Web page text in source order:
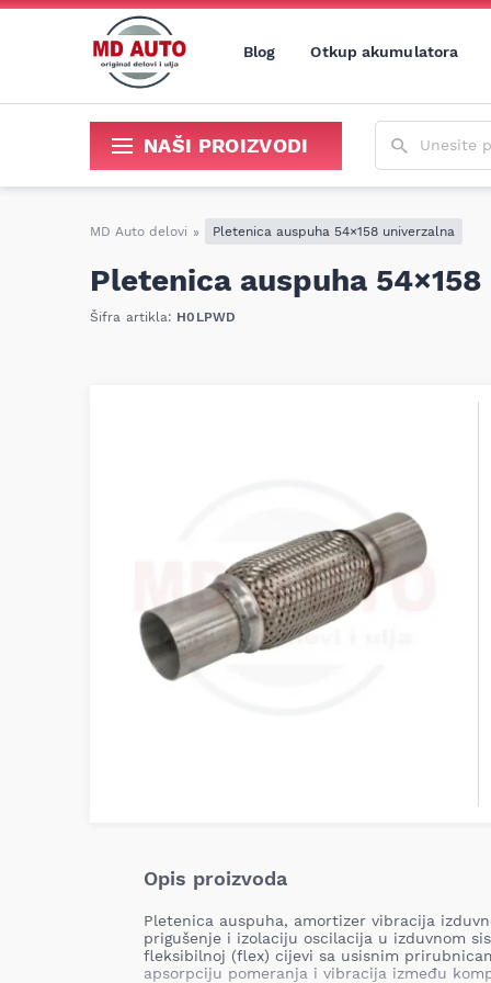
Blog Otkup akumulatora
NAŠI PROIZVODI
MD Auto delovi » Pletenica auspuha 54×158 univerzalna
Pletenica auspuha
Šifra artikla: H0LPWD
Opis proizvoda
Pletenica auspuha, amortizer vibracija
prigušenje i izolaciju oscilacija u izduvnom
fleksibilnoj (flex) cijevi sa usisnim
apsorpciju pomeranja i vibracija između